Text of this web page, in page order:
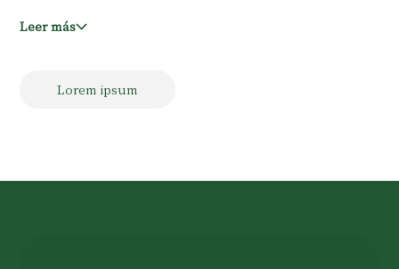
Leer más
Lorem ipsum